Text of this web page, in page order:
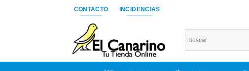
CONTACTO INCIDENCIAS